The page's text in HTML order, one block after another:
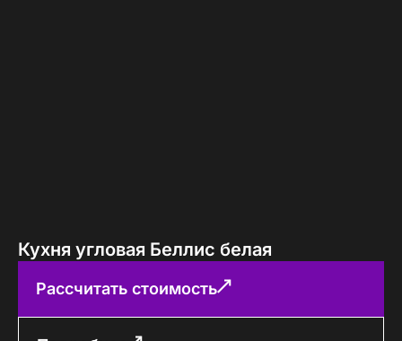
Кухня угловая Беллис белая
Рассчитать стоимость